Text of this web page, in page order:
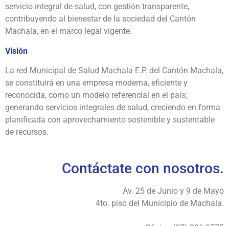
servicio integral de salud, con gestión transparente,
contribuyendo al bienestar de la sociedad del Cantón
Machala, en el marco legal vigente.
Visión
La red Municipal de Salud Machala E.P. del Cantón Machala,
se constituirá en una empresa moderna, eficiente y
reconocida, como un modelo referencial en el país;
generando servicios integrales de salud, creciendo en forma
planificada con aprovechamiento sostenible y sustentable
de recursos.
Contáctate con nosotros.
Av. 25 de Junio y 9 de Mayo
4to. piso del Municipio de Machala.